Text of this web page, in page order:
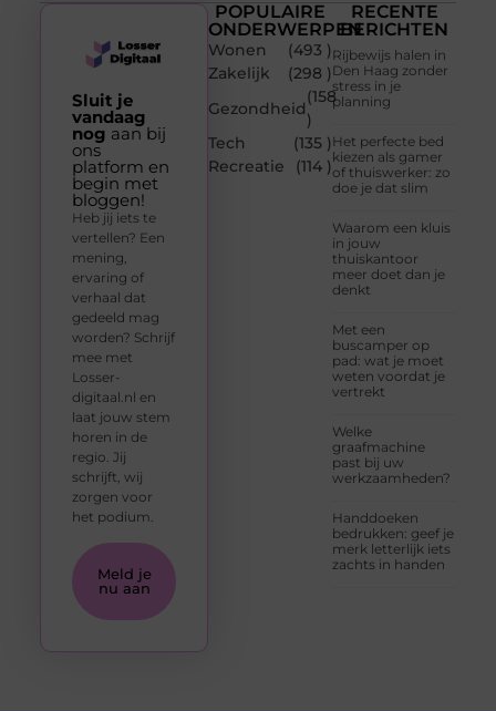
POPULAIRE
ONDERWERPEN
Wonen
(493 )
Zakelijk
(298 )
Gezondheid
(158
)
Tech
(135 )
Recreatie
(114 )
RECENTE
BERICHTEN
Rijbewijs halen in
Den Haag zonder
stress in je
planning
Het perfecte bed
kiezen als gamer
of thuiswerker: zo
doe je dat slim
Waarom een kluis
in jouw
thuiskantoor
meer doet dan je
denkt
Met een
buscamper op
pad: wat je moet
weten voordat je
vertrekt
Welke
graafmachine
past bij uw
werkzaamheden?
Handdoeken
bedrukken: geef je
merk letterlijk iets
zachts in handen
Sluit je
vandaag
nog aan bij
ons
platform en
begin met
bloggen!
Heb jij iets te
vertellen? Een
mening,
ervaring of
verhaal dat
gedeeld mag
worden? Schrijf
mee met
Losser-
digitaal.nl en
laat jouw stem
horen in de
regio. Jij
schrijft, wij
zorgen voor
het podium.
Meld je
nu aan